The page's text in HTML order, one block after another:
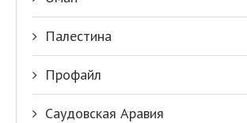
Палестина
Профайл
Саудовская Аравия